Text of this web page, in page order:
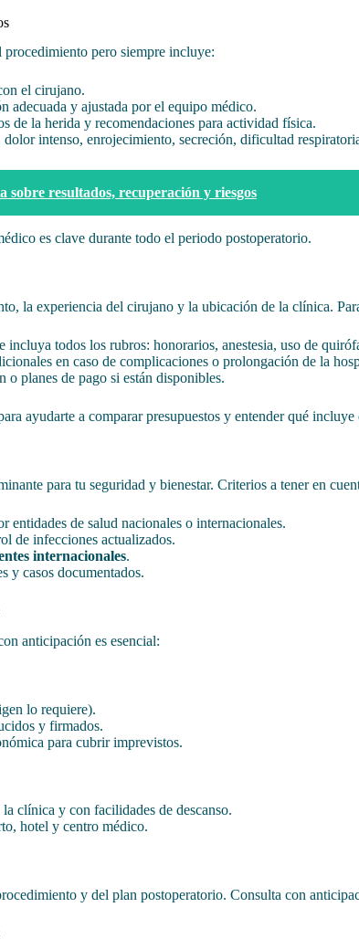
pero siempre incluye:
el cirujano.
adecuada y ajustada por el equipo médico.
de la herida y recomendaciones para actividad física.
dolor intenso, enrojecimiento, secreción, dificultad
resultados, recuperación y riesgos
es clave durante todo el periodo postoperatorio.
la experiencia del cirujano y la ubicación de la clínica.
incluya todos los rubros: honorarios, anestesia, uso de
en caso de complicaciones o prolongación de la
planes de pago si están disponibles.
ayudarte a comparar presupuestos y entender qué incluye
para tu seguridad y bienestar. Criterios a tener en
entidades de salud nacionales o internacionales.
de infecciones actualizados.
internacionales.
y casos documentados.
anticipación es esencial:
lo requiere).
y firmados.
para cubrir imprevistos.
clínica y con facilidades de descanso.
hotel y centro médico.
y del plan postoperatorio. Consulta con